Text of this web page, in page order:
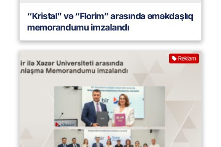
“Kristal” və “Florim” arasında əməkdaşlıq
memorandumu imzalandı
Reklam